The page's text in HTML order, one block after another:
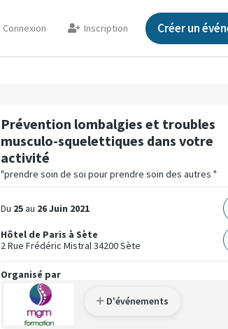
Connexion Inscription Créer un
Prévention lombalgies et troubles
musculo-squelettiques dans votre
activité
"prendre soin de soi pour prendre soin des autres "
Du 25au 26 Juin 2021
Hôtel de Paris à Sète
2 Rue Frédéric Mistral 34200 Sète
Organisé par
D'événements